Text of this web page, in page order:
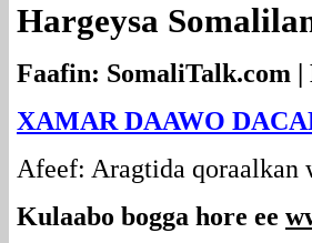
Hargeysa
Faafin: SomaliTalk.com |
XAMAR DAAWO
Afeef: Aragtida qoraalkan
Kulaabo bogga hore ee